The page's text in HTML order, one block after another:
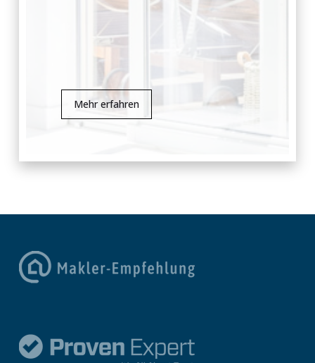
Mehr erfahren